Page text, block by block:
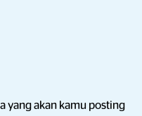
yang akan kamu posting